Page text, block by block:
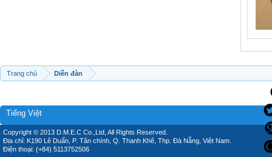
Trang chủ Diễn đàn
Tiếng Việt
Copyright © 2013 D.M.E.C Co.,Ltd, All Rights Reserved.
Địa chỉ: K190 Lê Duẩn, P. Tân chính, Q. Thanh Khê, Thp. Đà Nẵng, Việt Nam.
Điện thoại: (+84) 5113752506